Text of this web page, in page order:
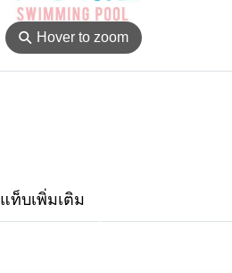
⚲ Hover to zoom
แท็บเพิ่มเติม